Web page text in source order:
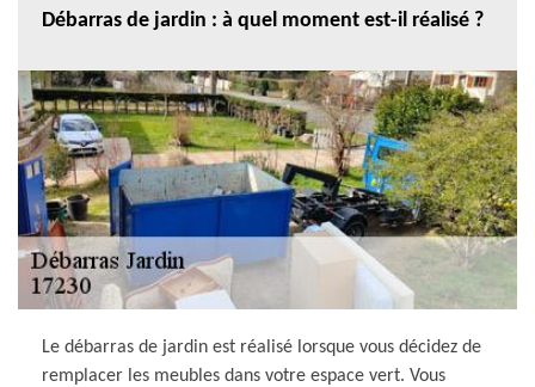
Débarras de jardin : à quel moment est-il réalisé ?
Le débarras de jardin est réalisé lorsque vous décidez de
remplacer les meubles dans votre espace vert. Vous